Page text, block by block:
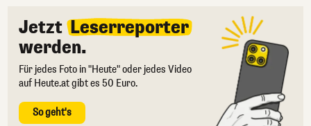
Jetzt Leserreporter
werden.
Für jedes Foto in "Heute" oder jedes Video
auf Heute.at gibt es 50 Euro.
So geht's